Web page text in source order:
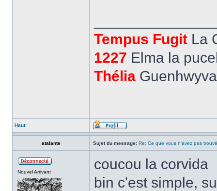
Tempus Fugit La
1227 Elma la
Thélia
Haut
atalante Sujet du message: Re: Ce que vous n'avez pas
Nouvel Arrivant
coucou la corvida
bin c'est simple,